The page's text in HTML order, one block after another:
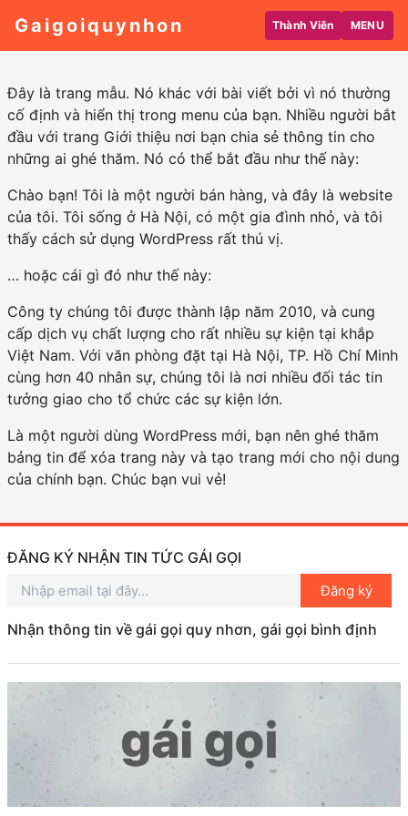
Gaigoiquynhon Thành Viên MENU
Đây là trang mẫu. Nó khác với bài viết bởi vì nó thường
cố định và hiển thị trong menu của bạn. Nhiều người bắt
đầu với trang Giới thiệu nơi bạn chia sẻ thông tin cho
những ai ghé thăm. Nó có thể bắt đầu như thế này:
Chào bạn! Tôi là một người bán hàng, và đây là website
của tôi. Tôi sống ở Hà Nội, có một gia đình nhỏ, và tôi
thấy cách sử dụng WordPress rất thú vị.
… hoặc cái gì đó như thế này:
Công ty chúng tôi được thành lập năm 2010, và cung
cấp dịch vụ chất lượng cho rất nhiều sự kiện tại khắp
Việt Nam. Với văn phòng đặt tại Hà Nội, TP. Hồ Chí Minh
cùng hơn 40 nhân sự, chúng tôi là nơi nhiều đối tác tin
tưởng giao cho tổ chức các sự kiện lớn.
Là một người dùng WordPress mới, bạn nên ghé thăm
bảng tin để xóa trang này và tạo trang mới cho nội dung
của chính bạn. Chúc bạn vui vẻ!
ĐĂNG KÝ NHẬN TIN TỨC GÁI GỌI
Đăng ký
Nhận thông tin về gái gọi quy nhơn, gái gọi bình định